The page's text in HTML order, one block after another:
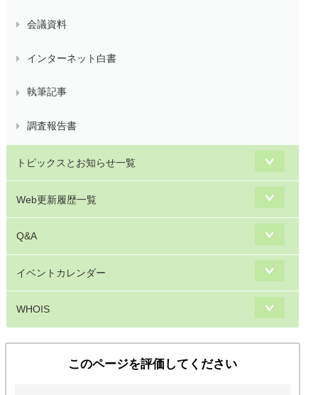
会議資料
インターネット白書
執筆記事
調査報告書
トピックスとお知らせ一覧
Web更新履歴一覧
Q&A
イベントカレンダー
WHOIS
このページを評価してください